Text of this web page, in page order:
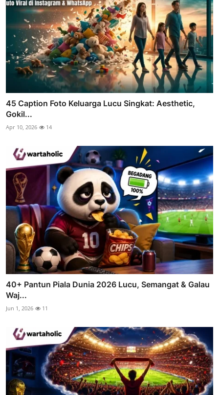
45 Caption Foto Keluarga Lucu Singkat: Aesthetic,
Gokil...
Apr 10, 2026 14
40+ Pantun Piala Dunia 2026 Lucu, Semangat & Galau
Waj...
Jun 1, 2026 11